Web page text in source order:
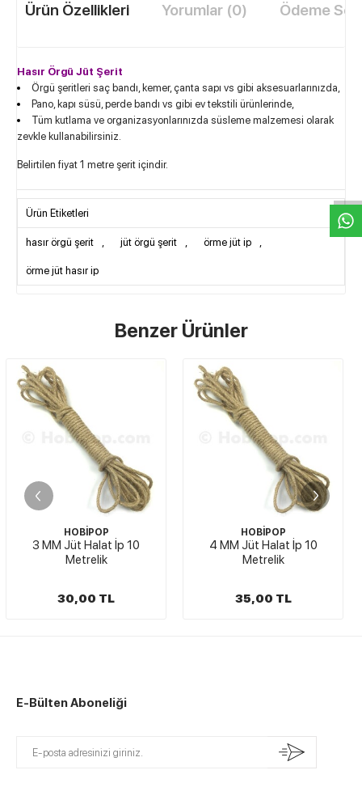
W
h
t
s
a
p
p
D
e
s
e
H
a
t
t
Ürün Özellikleri Yorumlar (0) Ödeme
Hasır Örgü Jüt Şerit
Örgü şeritleri saç bandı, kemer, çanta sapı vs gibi aksesuarlarınızda,
Pano, kapı süsü, perde bandı vs gibi ev tekstili ürünlerinde,
Tüm kutlama ve organizasyonlarınızda süsleme malzemesi olarak
zevkle kullanabilirsiniz.
Belirtilen fiyat 1 metre şerit içindir.
Ürün Etiketleri
hasır örgü şerit , jüt örgü şerit , örme jüt ip ,
örme jüt hasır ip
Benzer Ürünler
HOBİPOP
4 MM Jüt Halat İp 10
Metrelik
35,00 TL
STOKTA YOK
HOBİPOP
Hasır Jüt İp Cilalı 100
39,00 TL
E-Bülten Aboneliği